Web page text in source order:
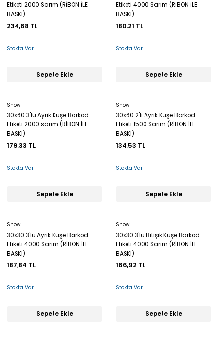
Etiketi 2000 Sarım (RİBON İLE
BASKI)
234,68 TL
Stokta Var
Sepete Ekle
Etiketi 4000 Sarım (RİBON İLE
BASKI)
180,21 TL
Stokta Var
Sepete Ekle
Snow
30x60 3'lü Ayrık Kuşe Barkod
Etiketi 2000 sarım (RİBON İLE
BASKI)
179,33 TL
Stokta Var
Sepete Ekle
Snow
30x60 2'li Ayrık Kuşe Barkod
Etiketi 1500 Sarım (RİBON İLE
BASKI)
134,53 TL
Stokta Var
Sepete Ekle
Snow
30x30 3'lü Ayrık Kuşe Barkod
Etiketi 4000 Sarım (RİBON İLE
BASKI)
187,84 TL
Stokta Var
Sepete Ekle
Snow
30x30 3'lü Bitişik Kuşe Barkod
Etiketi 4000 Sarım (RİBON İLE
BASKI)
166,92 TL
Stokta Var
Sepete Ekle